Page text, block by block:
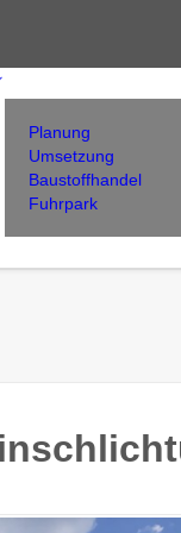
Planung
Umsetzung
Baustoffhandel
Fuhrpark